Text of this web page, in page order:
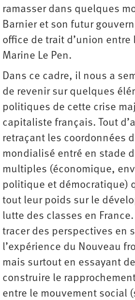
ramasser dans quelques
Barnier et son futur
office de trait d’union
Marine Le Pen.
Dans ce cadre, il nous a
de revenir sur quelques
politiques de cette crise
capitaliste français. Tout
retraçant les coordonnées
mondialisé entré en stade
multiples (économique,
politique et démocratique)
tout leur poids sur le
lutte des classes en
tracer des perspectives en
l’expérience du Nouveau
mais surtout en essayant
construire le
entre le mouvement social